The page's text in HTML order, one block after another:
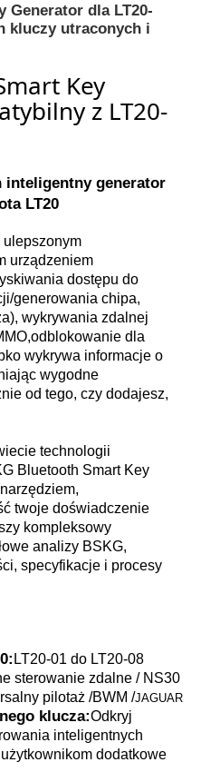
Generator dla LT20-
kluczy utraconych i
Key
z LT20-
inteligentny generator
LT20
ulepszonym
urządzeniem
dostępu do
generowania chipa,
wykrywania zdalnej
dla
wykrywa informacje o
wygodne
od tego, czy dodajesz,
technologii
Bluetooth Smart Key
twoje doświadczenie
kompleksowy
analizy BSKG,
specyfikacje i procesy
LT20-01 do LT20-08
sterowanie zdalne / NS30
pilotaż /BWM /JAGUAR
klucza:Odkryj
inteligentnych
dodatkowe